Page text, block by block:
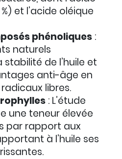
et l’acide oléique
phénoliques :
naturels
de l’huile et
anti-âge en
libres.
: L’étude
une teneur élevée
par rapport aux
à l’huile ses